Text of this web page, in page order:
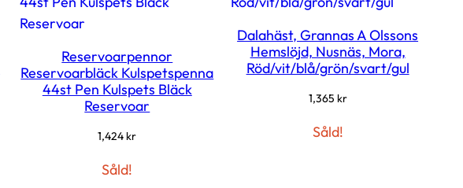
Reservoarpennor
Reservoarbläck Kulspetspenna
44st Pen Kulspets Bläck
Reservoar
1,424 kr
Såld!
Dalahäst, Grannas A Olssons
Hemslöjd, Nusnäs, Mora,
Röd/vit/blå/grön/svart/gul
1,365 kr
Såld!